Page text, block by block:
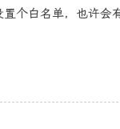
个白名单，也许会